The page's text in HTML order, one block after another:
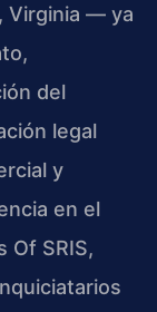
Virginia — ya
del
legal
y
en el
Of SRIS,